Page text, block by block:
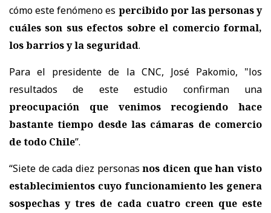
cómo este fenómeno es percibido por las personas y
cuáles son sus efectos sobre el comercio formal,
los barrios y la seguridad.
Para el presidente de la CNC, José Pakomio, "los
resultados de este estudio confirman una
preocupación que venimos recogiendo hace
bastante tiempo desde las cámaras de comercio
de todo Chile”.
“Siete de cada diez personasnos dicen que han visto
establecimientos cuyo funcionamiento les genera
sospechas y tres de cada cuatro creen que este